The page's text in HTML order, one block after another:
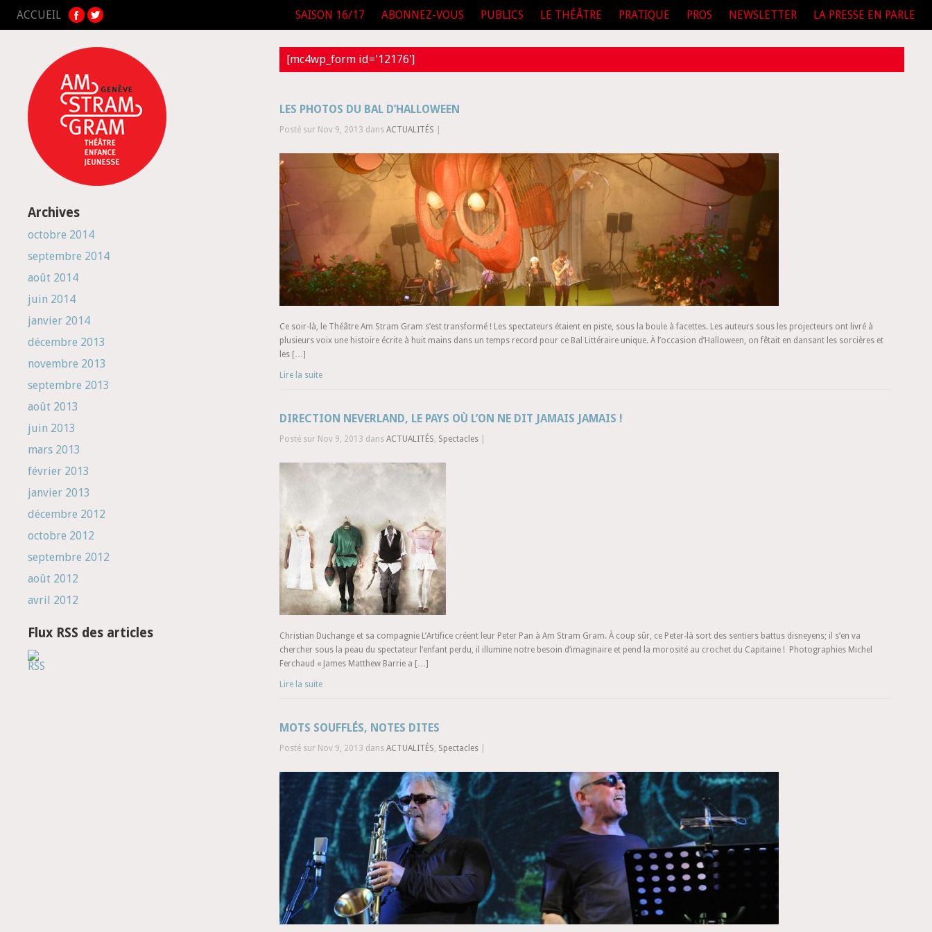
ACCUEIL SAISON 16/17 ABONNEZ-VOUS PUBLICS LE THÉÂTRE PRATIQUE PROS NEWSLETTER LA PRESSE EN PARLE
Archives
octobre 2014
septembre 2014
août 2014
juin 2014
janvier 2014
décembre 2013
novembre 2013
septembre 2013
août 2013
juin 2013
mars 2013
février 2013
janvier 2013
décembre 2012
octobre 2012
septembre 2012
août 2012
avril 2012
Flux RSS des articles
[mc4wp_form id='12176']
LES PHOTOS DU BAL D’HALLOWEEN
Posté sur Nov 9, 2013 dansACTUALITÉS
Ce soir-là, le Théâtre Am Stram Gram s’est transformé ! Les spectateurs étaient en piste, sous la boule à facettes. Les auteurs sous les projecteurs ont livré à
plusieurs voix une histoire écrite à huit mains dans un temps record pour ce Bal Littéraire unique. À l’occasion d’Halloween, on fêtait en dansant les sorcières et
les […]
Lire la suite
DIRECTION NEVERLAND, LE PAYS OÙ L’ON NE DIT JAMAIS JAMAIS !
Posté sur Nov 9, 2013 dansACTUALITÉS, Spectacles
Christian Duchange et sa compagnie L’Artifice créent leur Peter Pan à Am Stram Gram. À coup sûr, ce Peter-là sort des sentiers battus disneyens; il s’en va
chercher sous la peau du spectateur l’enfant perdu, il illumine notre besoin d’imaginaire et pend la morosité au crochet du Capitaine ! Photographies Michel
Ferchaud « James Matthew Barrie a […]
Lire la suite
MOTS SOUFFLÉS, NOTES DITES
Posté sur Nov 9, 2013 dansACTUALITÉS, Spectacles